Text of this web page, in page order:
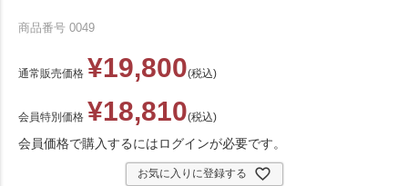
商品番号 0049
通常販売価格 ¥19,800 税込
会員特別価格 ¥18,810 税込
会員価格で購入するにはログインが必要です。
お気に入りに登録する